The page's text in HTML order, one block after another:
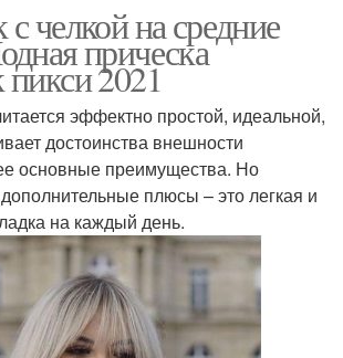
челкой на средние
прическа
2021
эффектно простой, идеальной,
достоинства внешности
основные преимущества. Но
плюсы – это легкая и
на каждый день.